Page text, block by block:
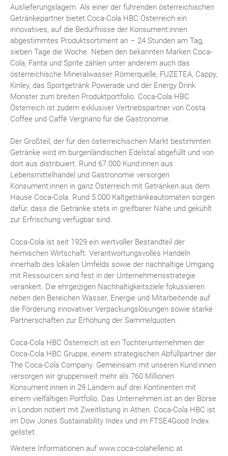
Auslieferungslagern. Als einer der führenden österreichischen
Getränkepartner bietet Coca-Cola HBC Österreich ein
innovatives, auf die Bedürfnisse der Konsument:innen
abgestimmtes Produktsortiment an – 24 Stunden am Tag,
sieben Tage die Woche. Neben den bekannten Marken Coca-
Cola, Fanta und Sprite zählen unter anderem auch das
österreichische Mineralwasser Römerquelle, FUZETEA, Cappy,
Kinley, das Sportgetränk Powerade und der Energy Drink
Monster zum breiten Produktportfolio. Coca-Cola HBC
Österreich ist zudem exklusiver Vertriebspartner von Costa
Coffee und Caffè Vergnano für die Gastronomie.
Der Großteil, der für den österreichischen Markt bestimmten
Getränke wird im burgenländischen Edelstal abgefüllt und von
dort aus distribuiert. Rund 67.000 Kund:innen aus
Lebensmittelhandel und Gastronomie versorgen
Konsument:innen in ganz Österreich mit Getränken aus dem
Hause Coca-Cola. Rund 5.000 Kaltgetränkeautomaten sorgen
dafür, dass die Getränke stets in greifbarer Nähe und gekühlt
zur Erfrischung verfügbar sind.
Coca-Cola ist seit 1929 ein wertvoller Bestandteil der
heimischen Wirtschaft. Verantwortungsvolles Handeln
innerhalb des lokalen Umfelds sowie der nachhaltige Umgang
mit Ressourcen sind fest in der Unternehmensstrategie
verankert. Die ehrgeizigen Nachhaltigkeitsziele fokussieren
neben den Bereichen Wasser, Energie und Mitarbeitende auf
die Förderung innovativer Verpackungslösungen sowie starke
Partnerschaften zur Erhöhung der Sammelquoten.
Coca-Cola HBC Österreich ist ein Tochterunternehmen der
Coca-Cola HBC Gruppe, einem strategischen Abfüllpartner der
The Coca-Cola Company. Gemeinsam mit unseren Kund:innen
versorgen wir gruppenweit mehr als 760 Millionen
Konsument:innen in 29 Ländern auf drei Kontinenten mit
einem vielfältigen Portfolio. Das Unternehmen ist an der Börse
in London notiert mit Zweitlistung in Athen. Coca-Cola HBC ist
im Dow Jones Sustainability Index und im FTSE4Good Index
gelistet.
Weitere Informationen auf www.coca-colahellenic.at